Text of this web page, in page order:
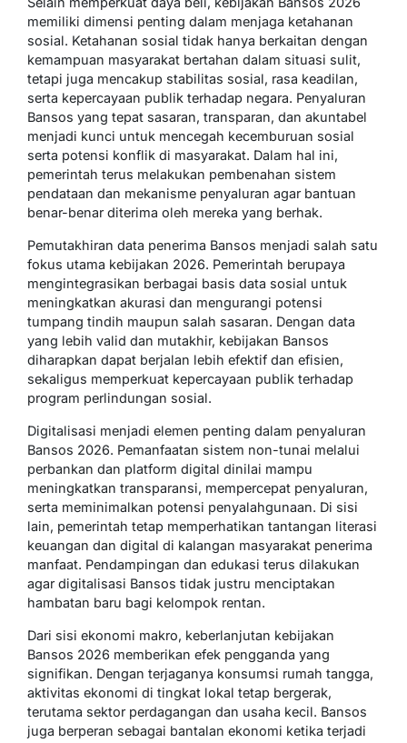
memiliki dimensi penting dalam menjaga ketahanan
sosial. Ketahanan sosial tidak hanya berkaitan dengan
kemampuan masyarakat bertahan dalam situasi sulit,
tetapi juga mencakup stabilitas sosial, rasa keadilan,
serta kepercayaan publik terhadap negara. Penyaluran
Bansos yang tepat sasaran, transparan, dan akuntabel
menjadi kunci untuk mencegah kecemburuan sosial
serta potensi konflik di masyarakat. Dalam hal ini,
pemerintah terus melakukan pembenahan sistem
pendataan dan mekanisme penyaluran agar bantuan
benar-benar diterima oleh mereka yang berhak.
Pemutakhiran data penerima Bansos menjadi salah satu
fokus utama kebijakan 2026. Pemerintah berupaya
mengintegrasikan berbagai basis data sosial untuk
meningkatkan akurasi dan mengurangi potensi
tumpang tindih maupun salah sasaran. Dengan data
yang lebih valid dan mutakhir, kebijakan Bansos
diharapkan dapat berjalan lebih efektif dan efisien,
sekaligus memperkuat kepercayaan publik terhadap
program perlindungan sosial.
Digitalisasi menjadi elemen penting dalam penyaluran
Bansos 2026. Pemanfaatan sistem non-tunai melalui
perbankan dan platform digital dinilai mampu
meningkatkan transparansi, mempercepat penyaluran,
serta meminimalkan potensi penyalahgunaan. Di sisi
lain, pemerintah tetap memperhatikan tantangan literasi
keuangan dan digital di kalangan masyarakat penerima
manfaat. Pendampingan dan edukasi terus dilakukan
agar digitalisasi Bansos tidak justru menciptakan
hambatan baru bagi kelompok rentan.
Dari sisi ekonomi makro, keberlanjutan kebijakan
Bansos 2026 memberikan efek pengganda yang
signifikan. Dengan terjaganya konsumsi rumah tangga,
aktivitas ekonomi di tingkat lokal tetap bergerak,
terutama sektor perdagangan dan usaha kecil. Bansos
juga berperan sebagai bantalan ekonomi ketika terjadi